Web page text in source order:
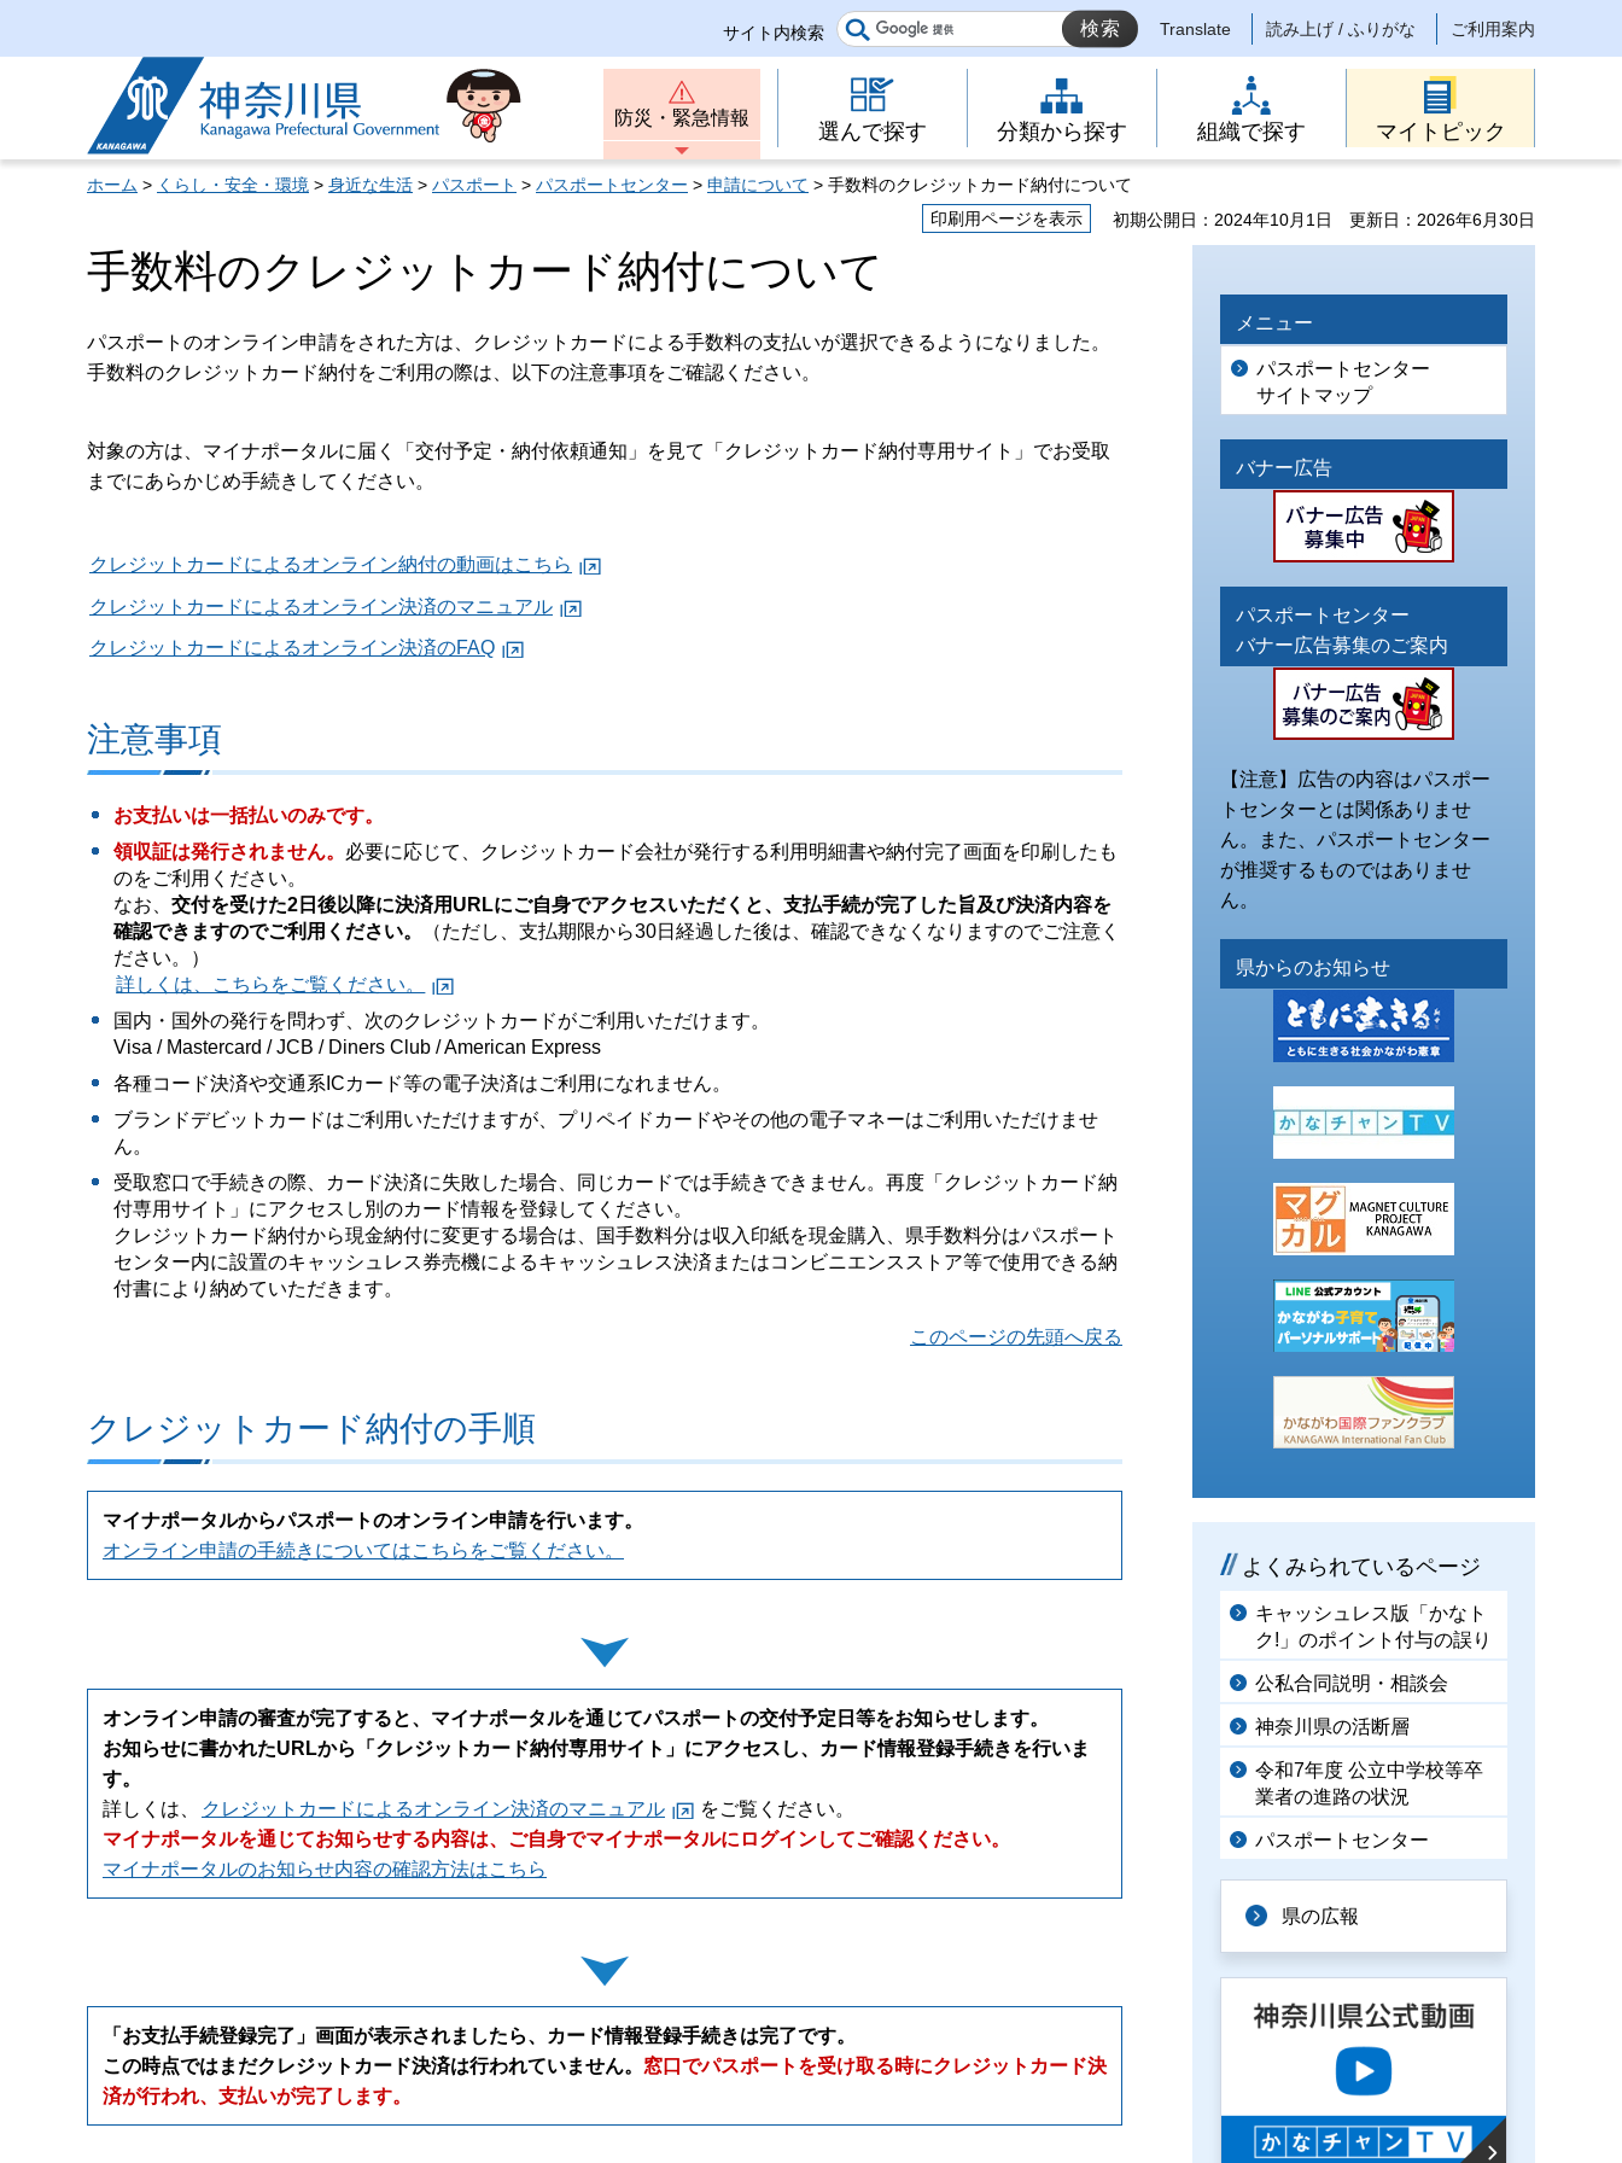
サイト内検索 Translate 読み上げ / ふりがな ご利用案内
神奈川県
防災・緊急情報
選んで探す 分類から探す 組織で探す マイトピック
ホーム > くらし・安全・環境 > 身近な生活 > パスポート > パスポートセンター > 申請について > 手数料のクレジットカード納付について
印刷用ページを表示
初期公開日：2024年10月1日 更新日：2026年6月30日
手数料のクレジットカード納付について
パスポートのオンライン申請をされた方は、クレジットカードによる手数料の支払いが選択できるようになりました。
手数料のクレジットカード納付をご利用の際は、以下の注意事項をご確認ください。
対象の方は、マイナポータルに届く「交付予定・納付依頼通知」を見て「クレジットカード納付専用サイト」でお受取
までにあらかじめ手続きしてください。
クレジットカードによるオンライン納付の動画はこちら
クレジットカードによるオンライン決済のマニュアル
クレジットカードによるオンライン決済のFAQ
注意事項
お支払いは一括払いのみです。
領収証は発行されません。 必要に応じて、クレジットカード会社が発行する利用明細書や納付完了画面を印刷したも
のをご利用ください。
なお、交付を受けた2日後以降に決済用URLにご自身でアクセスいただくと、支払手続が完了した旨及び決済内容を
確認できますのでご利用ください。
（ただし、支払期限から30日経過した後は、確認できなくなりますのでご注意く
ださい。）
詳しくは、こちらをご覧ください。
国内・国外の発行を問わず、次のクレジットカードがご利用いただけます。
Visa / Mastercard / JCB / Diners Club / American Express
各種コード決済や交通系ICカード等の電子決済はご利用になれません。
ブランドデビットカードはご利用いただけますが、プリペイドカードやその他の電子マネーはご利用いただけませ
ん。
受取窓口で手続きの際、カード決済に失敗した場合、同じカードでは手続きできません。再度「クレジットカード納
付専用サイト」にアクセスし別のカード情報を登録してください。
クレジットカード納付から現金納付に変更する場合は、国手数料分は収入印紙を現金購入、県手数料分はパスポート
センター内に設置のキャッシュレス券売機によるキャッシュレス決済またはコンビニエンスストア等で使用できる納
付書により納めていただきます。
このページの先頭へ戻る
クレジットカード納付の手順
マイナポータルからパスポートのオンライン申請を行います。
オンライン申請の手続きについてはこちらをご覧ください。
オンライン申請の審査が完了すると、マイナポータルを通じてパスポートの交付予定日等をお知らせします。
お知らせに書かれたURLから「クレジットカード納付専用サイト」にアクセスし、カード情報登録手続きを行いま
す。
詳しくは、
クレジットカードによるオンライン決済のマニュアル
をご覧ください。
マイナポータルを通じてお知らせする内容は、ご自身でマイナポータルにログインしてご確認ください。
マイナポータルのお知らせ内容の確認方法はこちら
「お支払手続登録完了」画面が表示されましたら、カード情報登録手続きは完了です。
この時点ではまだクレジットカード決済は行われていません。 窓口でパスポートを受け取る時にクレジットカード決
済が行われ、支払いが完了します。
メニュー
パスポートセンター
サイトマップ
バナー広告
パスポートセンター
バナー広告募集のご案内
【注意】広告の内容はパスポー
トセンターとは関係ありませ
ん。また、パスポートセンター
が推奨するものではありませ
ん。
県からのお知らせ
よくみられているページ
キャッシュレス版「かなト
ク!」のポイント付与の誤り
公私合同説明・相談会
神奈川県の活断層
令和7年度 公立中学校等卒
業者の進路の状況
パスポートセンター
県の広報